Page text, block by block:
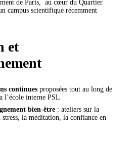
de Paris, au cœur du Quartier
campus scientifique récemment
et
continues proposées tout au long de
l’école interne PSL
bien-être : ateliers sur la
stress, la méditation, la confiance en